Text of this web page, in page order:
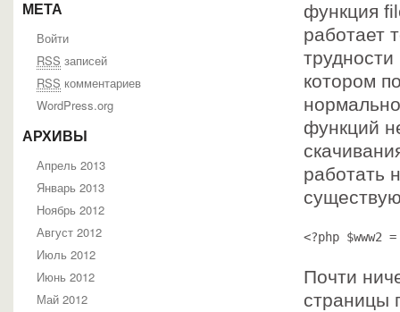
МЕТА
Войти
RSS записей
RSS комментариев
WordPress.org
АРХИВЫ
Апрель 2013
Январь 2013
Ноябрь 2012
Август 2012
Июль 2012
Июнь 2012
Май 2012
функция
работает
трудности
котором
функций
работать
<?php
Почти
страницы